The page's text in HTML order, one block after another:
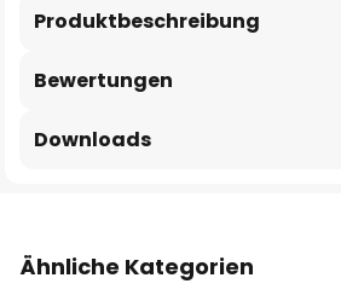
Produktbeschreibung
Bewertungen
Downloads
Ähnliche Kategorien